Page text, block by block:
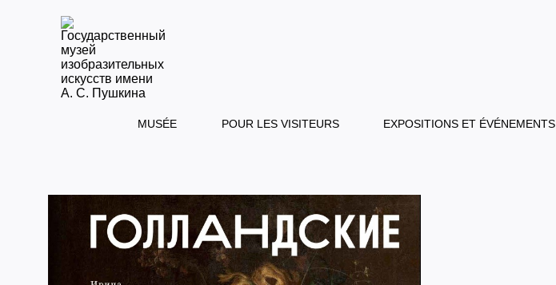
MUSÉE POUR LES VISITEURS EXPOSITIONS ET ÉVÉNEMENTS